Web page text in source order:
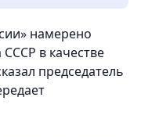
намерено
в качестве
председатель